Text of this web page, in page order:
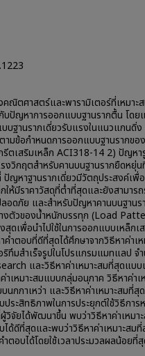
ณิตศาสตร์และพารามิเตอร์ที่เหมาะ
บปัญหาการออกแบบฐานรากตื้น โด
ฐานรากเดี่ยวรับแรงในแนวแกนดิ่
ามข้อกำหนดการออกแบบฐานรากข
ตเสริมเหล็ก ACI318-14 2) ปัญหา
งวิกฤตสำหรับคานบนฐานรากยืดหยุ่
ญหาฐานรากเดี่ยวมีวัตถุประสงค์เพื่
ให้มีราคาวัสดุที่ต่ำที่สุดและยังสามาร
อดภัย และสำหรับปัญหาคานบนฐาน
งตัวของน้ำหนักบรรทุก (Load
ดเพื่อนำไปใช้ในการออกแบบเหล็กเ
คำตอบที่ดีที่สุดได้ศึกษาจากวิธีหาค่าเ
ทึมสำเร็จรูปในโปรแกรมแมทแลป จ
และวิธีหาค่าเหมาะสมที่สุดแบบ
เหมาะสมแบบกลุ่มอนุภาค วิธีหาค่า
กกาเหว่า และวิธีหาค่าเหมาะสมที่สุ
ระสิทธิภาพในการประยุกต์ใช้วิธีการ
จัยได้พัฒนาขึ้น พบว่าวิธีหาค่าเหมา
ได้ดีที่สุดและพบว่าวิธีหาค่าเหมาะสม
ตอบได้โดยใช้เวลาประมวลผลน้อยที่